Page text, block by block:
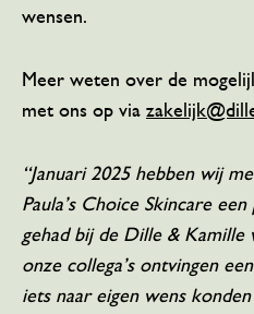
wensen.
Meer weten over de
met ons op via
“Januari 2025 hebben wij
Paula’s Choice Skincare
gehad bij de Dille &
onze collega’s ontvingen
iets naar eigen wens